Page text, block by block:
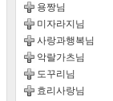
용짱님
미자라지님
사랑과행복님
악랄가츠님
도꾸리님
효리사랑님